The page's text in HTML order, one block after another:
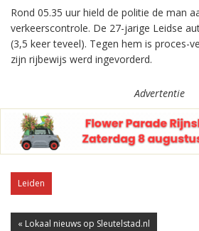
Rond 05.35 uur hield de politie de man
verkeerscontrole. De 27-jarige Leidse
(3,5 keer teveel). Tegen hem is proces-
zijn rijbewijs werd ingevorderd.
Advertentie
Leiden
« Lokaal nieuws op Sleutelstad.nl